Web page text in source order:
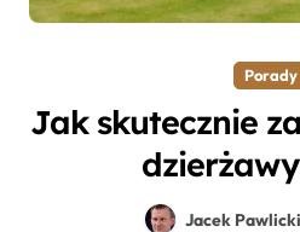
Porady
Jak skutecznie
Jacek Pawlicki